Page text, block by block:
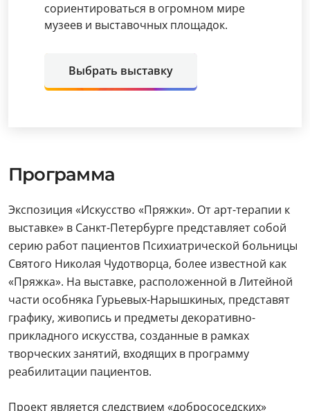
сориентироваться в огромном мире
музеев и выставочных площадок.
Выбрать выставку
Программа
Экспозиция «Искусство «Пряжки». От арт-терапии к
выставке» в Санкт-Петербурге представляет собой
серию работ пациентов Психиатрической больницы
Святого Николая Чудотворца, более известной как
«Пряжка». На выставке, расположенной в Литейной
части особняка Гурьевых-Нарышкиных, представят
графику, живопись и предметы декоративно-
прикладного искусства, созданные в рамках
творческих занятий, входящих в программу
реабилитации пациентов.
Проект является следствием «добрососедских»